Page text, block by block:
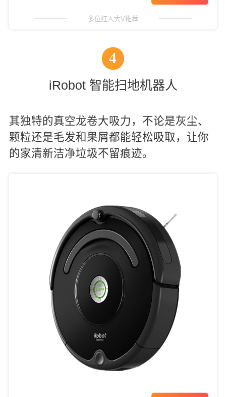
多位红人大V推荐
4
iRobot 智能扫地机器人
其独特的真空龙卷大吸力，不论是灰尘、
颗粒还是毛发和果屑都能轻松吸取，让你
的家清新洁净垃圾不留痕迹。